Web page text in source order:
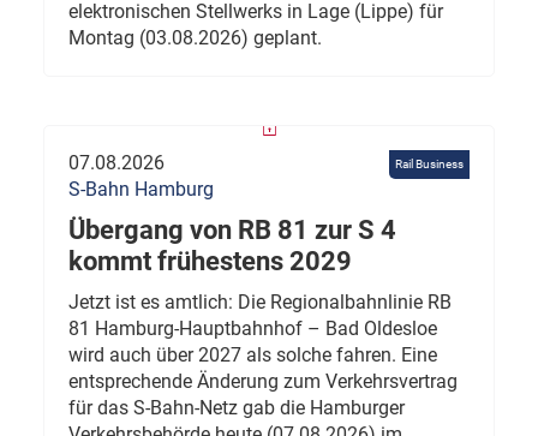
elektronischen Stellwerks in Lage (Lippe) für
Montag (03.08.2026) geplant.
Rail Business
07.08.2026
S-Bahn Hamburg
Übergang von RB 81 zur S 4
kommt frühestens 2029
Jetzt ist es amtlich: Die Regionalbahnlinie RB
81 Hamburg-Hauptbahnhof – Bad Oldesloe
wird auch über 2027 als solche fahren. Eine
entsprechende Änderung zum Verkehrsvertrag
für das S-Bahn-Netz gab die Hamburger